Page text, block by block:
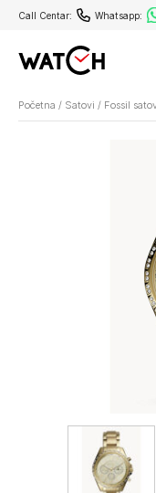
Call Centar: Whatsapp:
Početna / Satovi / Fossil